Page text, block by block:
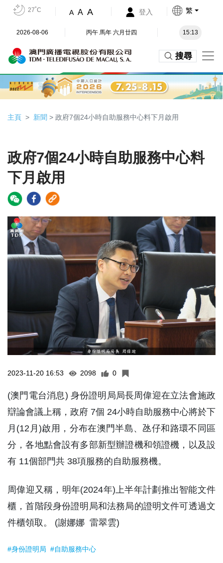
27˚C A A A 登入 繁
2026-08-06 丙午 馬年 六月廿四 15:13
搜尋
主頁 新聞 > 政府7個24小時自助服務中心料下月啟用
政府7個24小時自助服務中心料
下月啟用
2023-11-20 16:53 2098 0
(澳門電台消息) 身份證明局局長周偉迎在立法會施政
辯論會議上稱，政府 7個 24小時自助服務中心將於下
月(12月)啟用，分布在澳門半島、氹仔和路環不同區
分，各地點會設有多部新型辦證機和領證機，以及設
有 11個部門共 38項服務的自助服務機。
周偉迎又稱，明年(2024年)上半年計劃推出智能文件
櫃，首階段身份證明局和法務局的證明文件可透過文
件櫃領取。 (謝娜娜 雷翠雲)
#身份證明局 #自助服務中心